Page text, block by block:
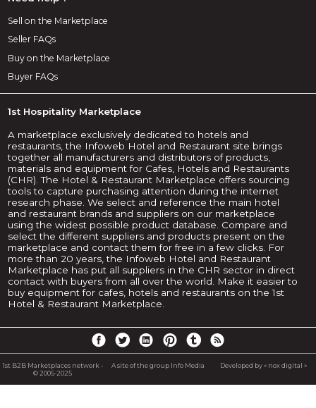
Sell on the Marketplace
Seller FAQs
Buy on the Marketplace
Buyer FAQs
1st Hospitality Marketplace
A marketplace exclusively dedicated to hotels and
restaurants, the Infoweb Hotel and Restaurant site brings
together all manufacturers and distributors of products,
materials and equipment for Cafes, Hotels and Restaurants
(CHR). The Hotel & Restaurant Marketplace offers sourcing
tools to capture purchasing attention during the internet
research phase. We select and reference the main hotel
and restaurant brands and suppliers on our marketplace
using the widest possible product database. Compare and
select the different suppliers and products present on the
marketplace and contact them for free in a few clicks. For
more than 20 years, the Infoweb Hotel and Restaurant
Marketplace has put all suppliers in the CHR sector in direct
contact with buyers from all over the world. Make it easier to
buy equipment for cafes, hotels and restaurants on the 1st
Hotel & Restaurant Marketplace.
1st B2B Marketplaces network -
© 2005-2025
A site of the group Info Media Developed by « nox digital »